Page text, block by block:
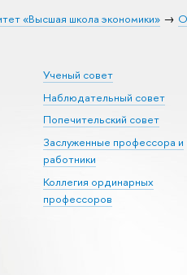
«Высшая школа экономики»
Ученый совет
Наблюдательный совет
Попечительский совет
Заслуженные профессора и
работники
Коллегия ординарных
профессоров